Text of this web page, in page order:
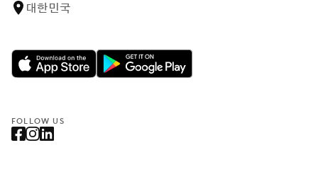
대한민국
FOLLOW US